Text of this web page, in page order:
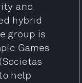
and
hybrid
group is
Games
help